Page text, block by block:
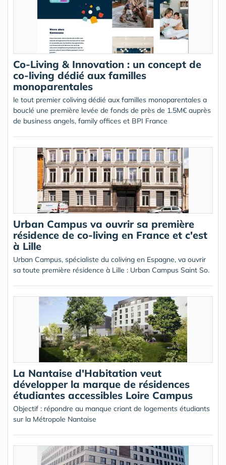
Co-Living & Innovation : un concept de
co-living dédié aux familles
monoparentales
le tout premier coliving dédié aux familles monoparentales a
bouclé une première levée de fonds de près de 1.5M€ auprès
de business angels, family offices et BPI France
Urban Campus va ouvrir sa première
résidence de co-living en France et c'est
à Lille
Urban Campus, spécialiste du coliving en Espagne, va ouvrir
sa toute première résidence à Lille : Urban Campus Saint So.
La Nantaise d'Habitation veut
développer la marque de résidences
étudiantes accessibles Loire Campus
Objectif : répondre au manque criant de logements étudiants
sur la Métropole Nantaise